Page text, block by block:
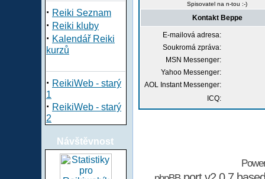
· Reiki Seznam
· Reiki kluby
· Kalendář Reiki
kurzů
· ReikiWeb - starý
1
· ReikiWeb - starý
2
Návštěvnost
Spisovatel na n-tou :-)
Kontakt Beppe
E-mailová adresa:
Soukromá zpráva:
MSN Messenger:
Yahoo Messenger:
AOL Instant Messenger:
ICQ: